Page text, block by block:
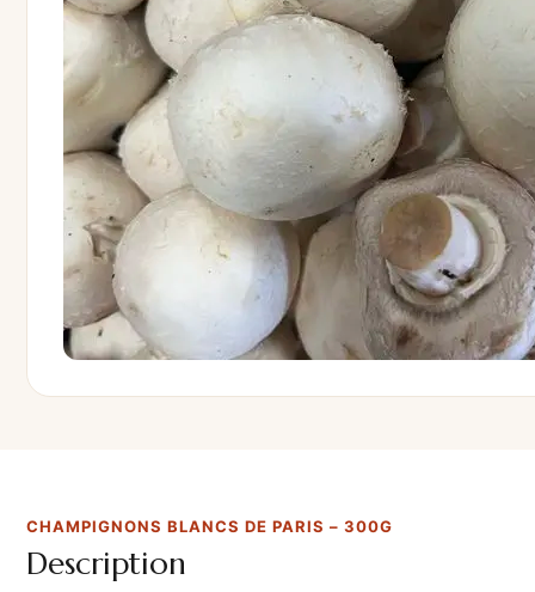
CHAMPIGNONS BLANCS DE PARIS – 300G
Description